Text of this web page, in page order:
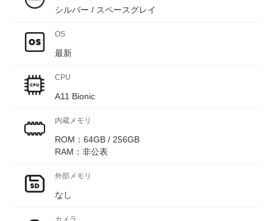
シルバー / スペースグレイ
OS
最新
CPU
A11 Bionic
内蔵メモリ
ROM：64GB / 256GB
RAM：非公表
外部メモリ
なし
カメラ